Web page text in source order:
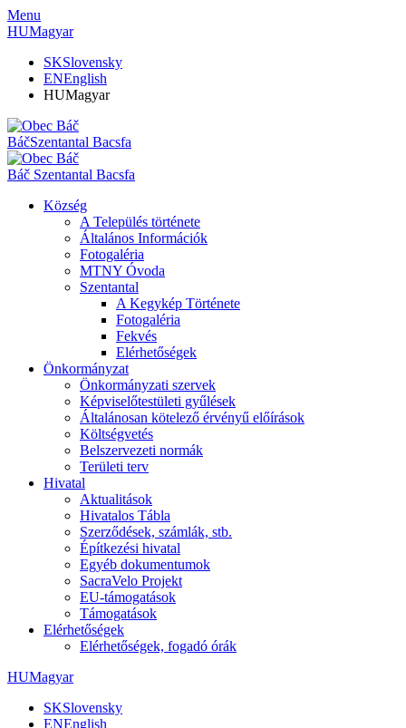
Menu
HUMagyar
SKSlovensky
ENEnglish
HUMagyar
BáčSzentantal Bacsfa
Báč Szentantal Bacsfa
Község
A Település története
Általános Információk
Fotogaléria
MTNY Óvoda
Szentantal
A Kegykép Története
Fotogaléria
Fekvés
Elérhetőségek
Önkormányzat
Önkormányzati szervek
Képviselőtestületi gyűlések
Általánosan kötelező érvényű előírások
Költségvetés
Belszervezeti normák
Területi terv
Hivatal
Aktualitások
Hivatalos Tábla
Szerződések, számlák, stb.
Építkezési hivatal
Egyéb dokumentumok
SacraVelo Projekt
EU-támogatások
Támogatások
Elérhetőségek
Elérhetőségek, fogadó órák
HUMagyar
SKSlovensky
ENEnglish